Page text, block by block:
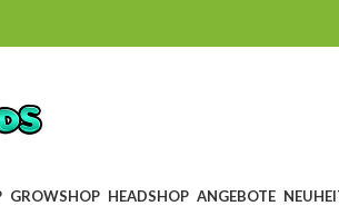
GROWSHOP HEADSHOP ANGEBOTE